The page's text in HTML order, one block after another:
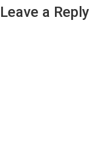
Leave a Reply